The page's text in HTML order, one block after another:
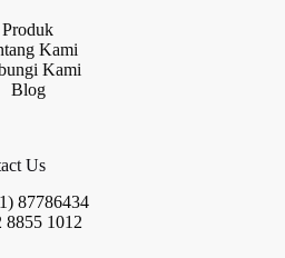
Produk
Kami
Kami
Blog
Us
87786434
8855 1012